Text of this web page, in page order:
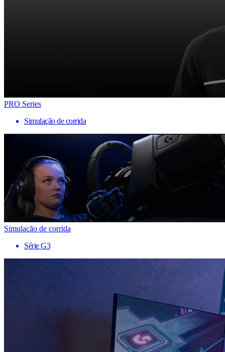
PRO Series
Simulação de corrida
Simulação de corrida
Série G3